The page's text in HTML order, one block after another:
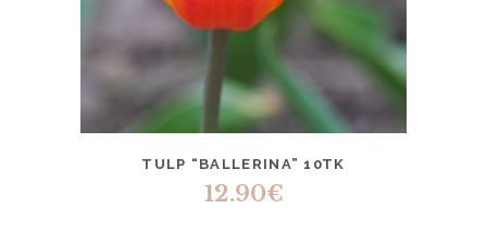
TULP “BALLERINA” 10TK
12.90€